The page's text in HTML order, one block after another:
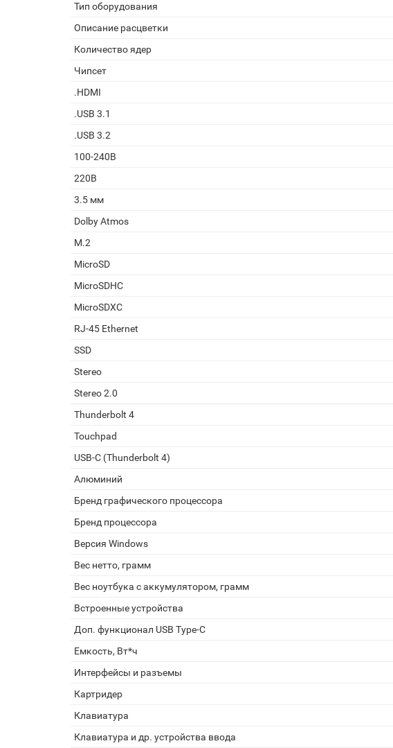
Тип оборудования
Описание расцветки
Количество ядер
Чипсет
.HDMI
.USB 3.1
.USB 3.2
100-240В
220В
3.5 мм
Dolby Atmos
M.2
MicroSD
MicroSDHC
MicroSDXC
RJ-45 Ethernet
SSD
Stereo
Stereo 2.0
Thunderbolt 4
Touchpad
USB-C (Thunderbolt 4)
Алюминий
Бренд графического процессора
Бренд процессора
Версия Windows
Вес нетто, грамм
Вес ноутбука с аккумулятором, грамм
Встроенные устройства
Доп. функционал USB Type-C
Емкость, Вт*ч
Интерфейсы и разъемы
Картридер
Клавиатура
Клавиатура и др. устройства ввода